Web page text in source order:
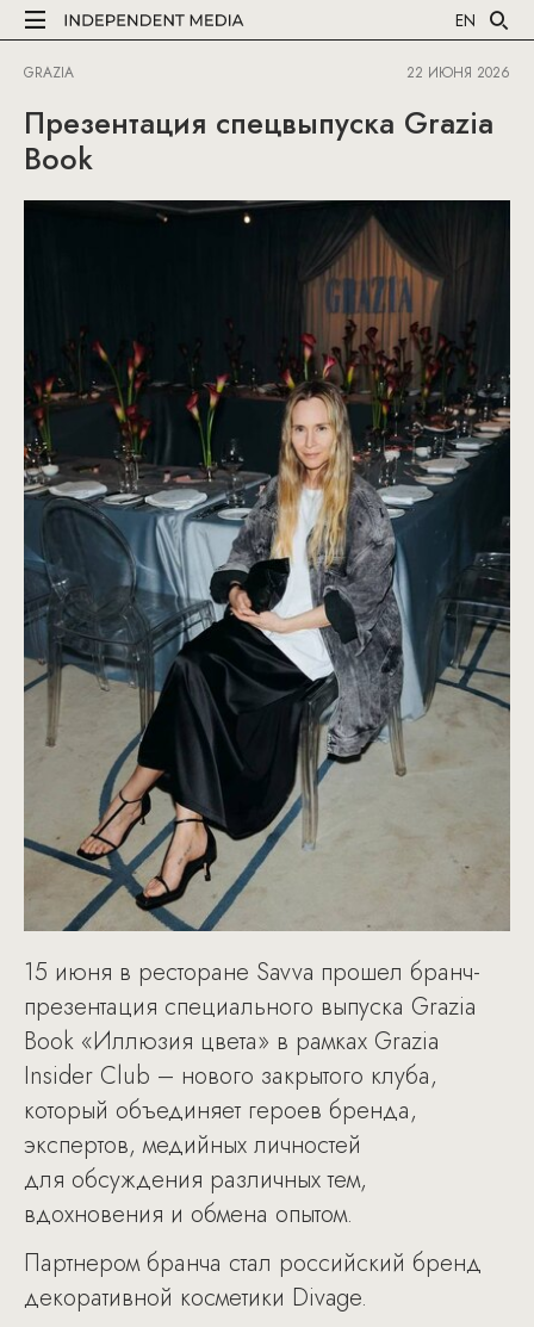
EN
GRAZIA 22 ИЮНЯ 2026
Презентация спецвыпуска Grazia
Book
15 июня в ресторане Savva прошел бранч-
презентация специального выпуска Grazia
Book «Иллюзия цвета» в рамках Grazia
Insider Club – нового закрытого клуба,
который объединяет героев бренда,
экспертов, медийных личностей
для обсуждения различных тем,
вдохновения и обмена опытом.
Партнером бранча стал российский бренд
декоративной косметики Divage.